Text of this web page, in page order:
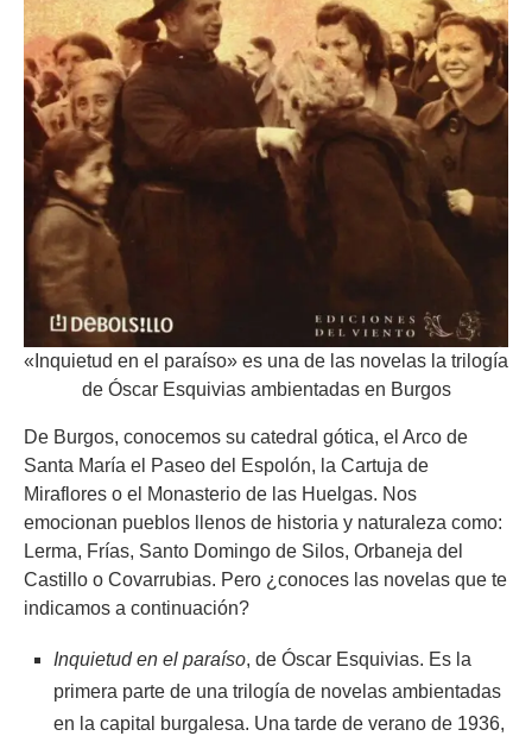
«Inquietud en el paraíso» es una de las novelas la trilogía
de Óscar Esquivias ambientadas en Burgos
De Burgos, conocemos su catedral gótica, el Arco de
Santa María el Paseo del Espolón, la Cartuja de
Miraflores o el Monasterio de las Huelgas. Nos
emocionan pueblos llenos de historia y naturaleza como:
Lerma, Frías, Santo Domingo de Silos, Orbaneja del
Castillo o Covarrubias. Pero ¿conoces las novelas que te
indicamos a continuación?
Inquietud en el paraíso, de Óscar Esquivias. Es la
primera parte de una trilogía de novelas ambientadas
en la capital burgalesa. Una tarde de verano de 1936,